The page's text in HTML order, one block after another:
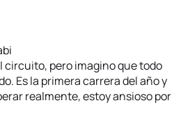
circuito, pero imagino que todo
Es la primera carrera del año y
realmente, estoy ansioso por